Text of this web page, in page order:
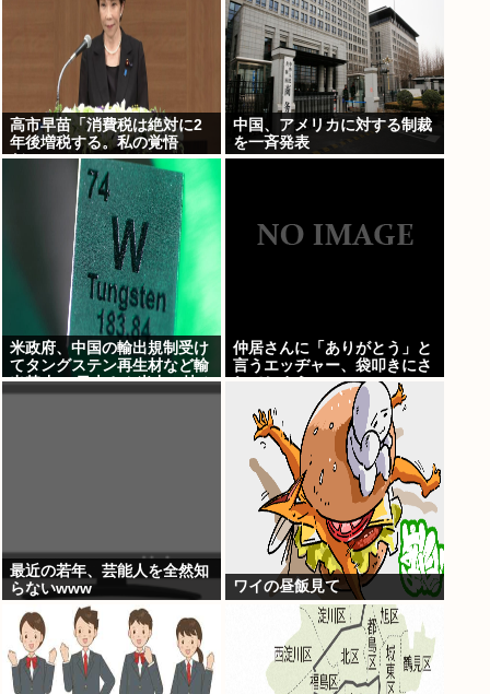
高市早苗「消費税は絶対に2
年後増税する。私の覚悟
だ。」
中国、アメリカに対する制裁
を一斉発表
米政府、中国の輸出規制受け
てタングステン再生材など輸
出禁止へ 日本さん米中に挟み
仲居さんに「ありがとう」と
言うエッヂャー、袋叩きにさ
最近の若年、芸能人を全然知
らないwww
ワイの昼飯見て